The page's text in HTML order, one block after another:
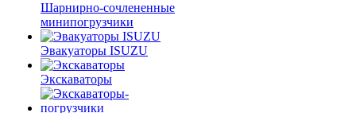
Шарнирно-сочлененные
минипогрузчики
Эвакуаторы ISUZU
Экскаваторы